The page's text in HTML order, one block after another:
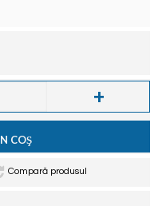
+
COŞ
Compară produsul